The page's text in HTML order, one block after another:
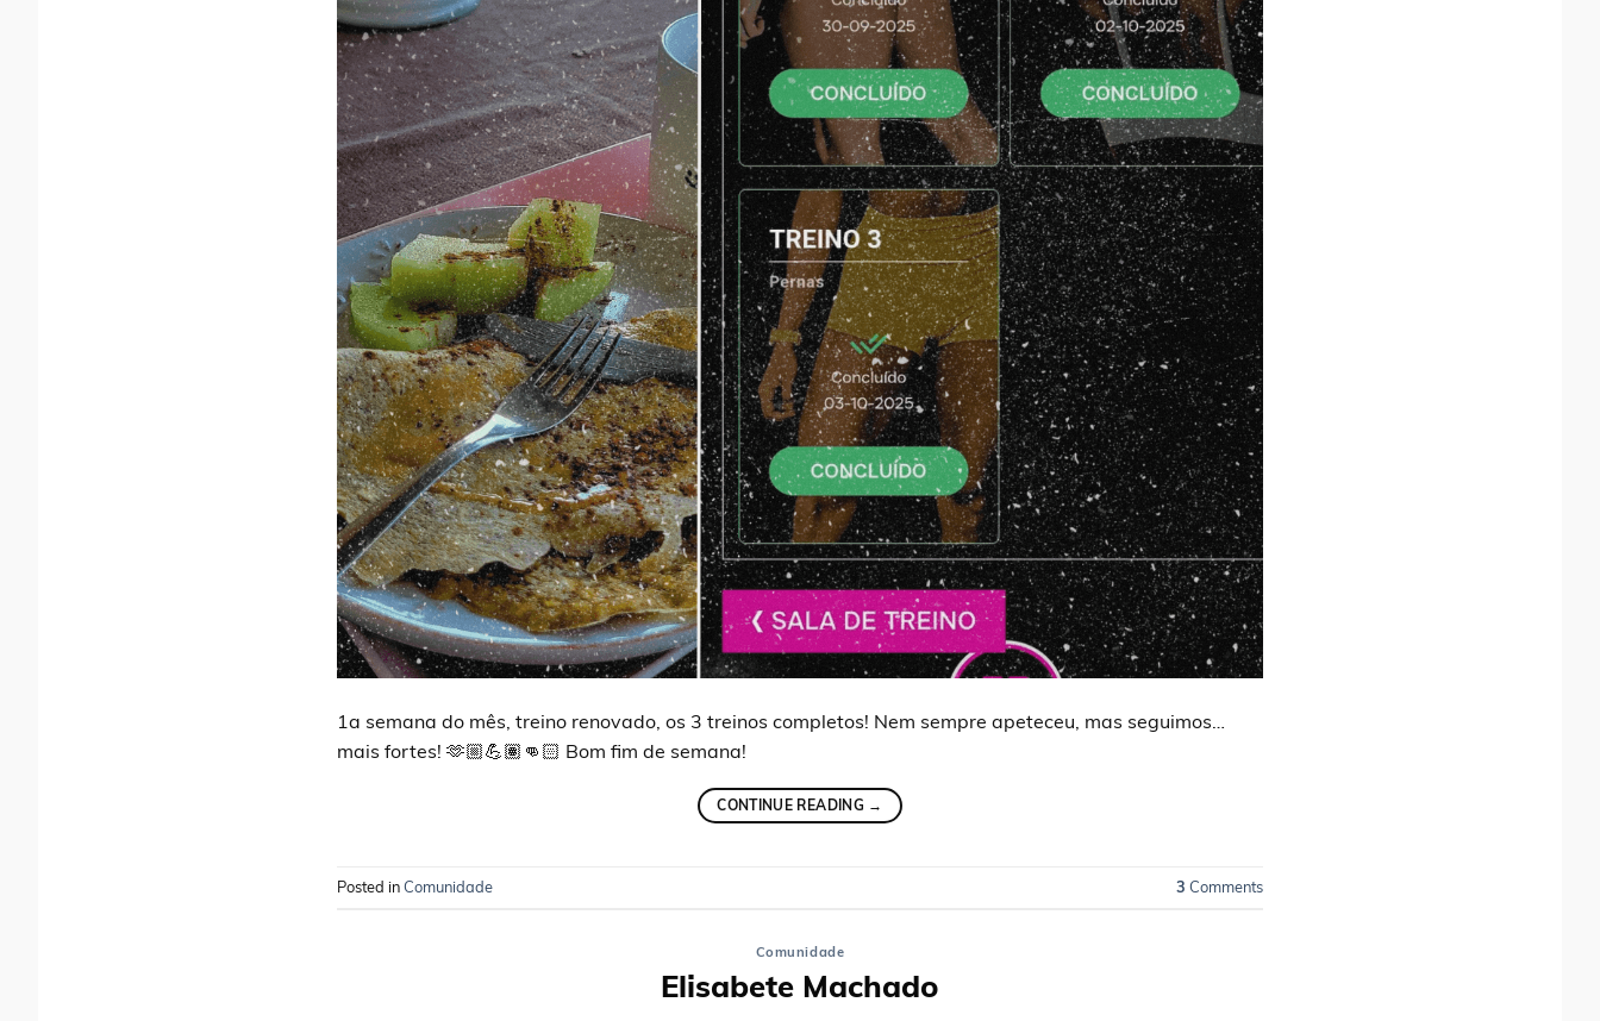
1a semana do mês, treino renovado, os 3 treinos completos! Nem sempre apeteceu, mas seguimos…
mais fortes! 🫶🏼💪🏽👊🏻 Bom fim de semana!
CONTINUE READING →
Posted inComunidade 3 Comments
Comunidade
Elisabete Machado